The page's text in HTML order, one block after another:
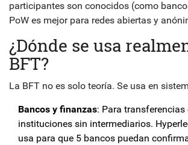
participantes son conocidos (como
PoW es mejor para redes abiertas y
¿Dónde se usa
BFT?
La BFT no es solo teoría. Se usa en
Bancos y finanzas: Para transferencias
instituciones sin intermediarios.
usa para que 5 bancos puedan